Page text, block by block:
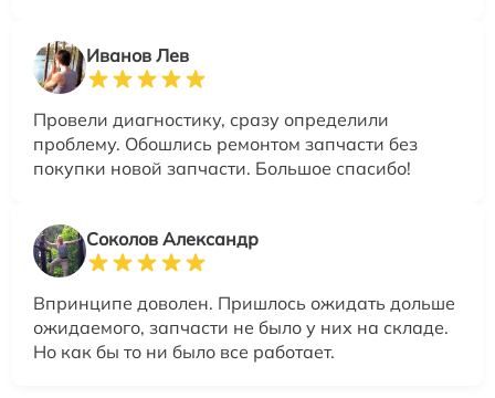
Иванов Лев
Провели диагностику, сразу определили
проблему. Обошлись ремонтом запчасти без
покупки новой запчасти. Большое спасибо!
Соколов Александр
Впринципе доволен. Пришлось ожидать дольше
ожидаемого, запчасти не было у них на складе.
Но как бы то ни было все работает.